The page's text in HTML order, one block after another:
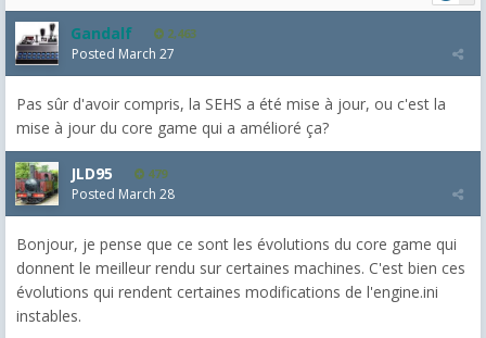
Gandalf 2,463
Posted March 27
Pas sûr d'avoir compris, la SEHS a été mise à jour, ou c'est la
mise à jour du core game qui a amélioré ça?
JLD95 479
Posted March 28
Bonjour, je pense que ce sont les évolutions du core game qui
donnent le meilleur rendu sur certaines machines. C'est bien ces
évolutions qui rendent certaines modifications de l'engine.ini
instables.